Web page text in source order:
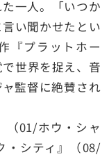
一人。「いつか
い聞かせたとい
『プラットホー
世界を捉え、音
監督に絶賛され
（01/ホウ・シャ
・シティ』（08/